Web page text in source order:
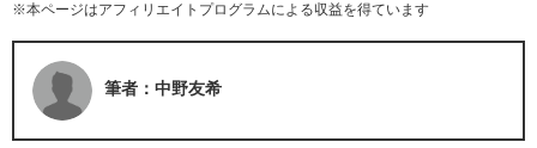
※本ページはアフィリエイトプログラムによる収益を得ています
筆者：中野友希